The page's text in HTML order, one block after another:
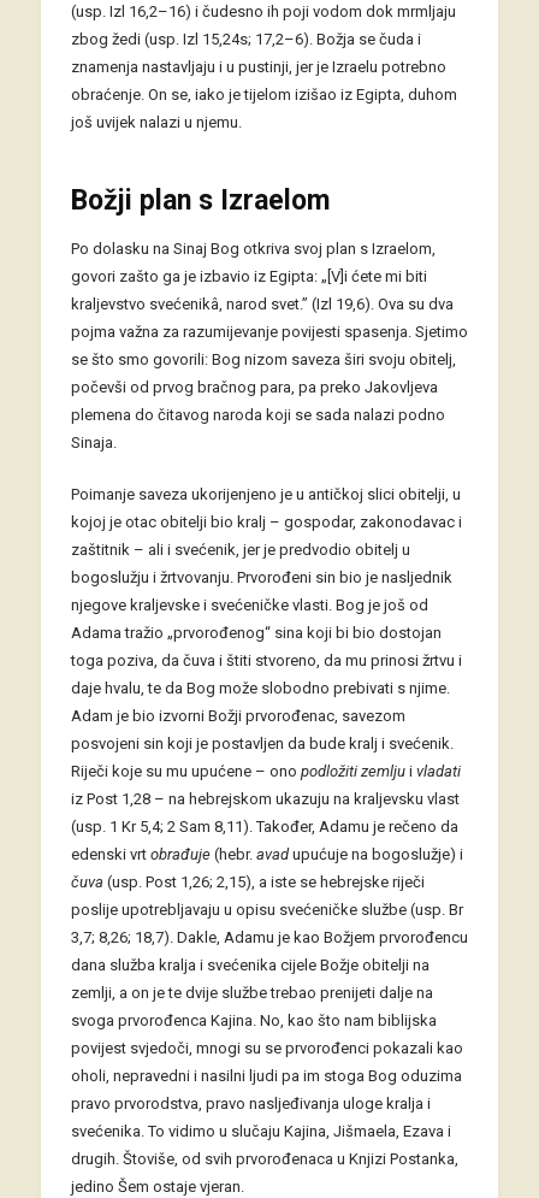
(usp. Izl 16,2–16) i čudesno ih poji vodom dok mrmljaju
zbog žedi (usp. Izl 15,24s; 17,2–6). Božja se čuda i
znamenja nastavljaju i u pustinji, jer je Izraelu potrebno
obraćenje. On se, iako je tijelom izišao iz Egipta, duhom
još uvijek nalazi u njemu.
Božji plan s Izraelom
Po dolasku na Sinaj Bog otkriva svoj plan s Izraelom,
govori zašto ga je izbavio iz Egipta: „[V]i ćete mi biti
kraljevstvo svećenikâ, narod svet.” (Izl 19,6). Ova su dva
pojma važna za razumijevanje povijesti spasenja. Sjetimo
se što smo govorili: Bog nizom saveza širi svoju obitelj,
počevši od prvog bračnog para, pa preko Jakovljeva
plemena do čitavog naroda koji se sada nalazi podno
Sinaja.
Poimanje saveza ukorijenjeno je u antičkoj slici obitelji, u
kojoj je otac obitelji bio kralj – gospodar, zakonodavac i
zaštitnik – ali i svećenik, jer je predvodio obitelj u
bogoslužju i žrtvovanju. Prvorođeni sin bio je nasljednik
njegove kraljevske i svećeničke vlasti. Bog je još od
Adama tražio „prvorođenog“ sina koji bi bio dostojan
toga poziva, da čuva i štiti stvoreno, da mu prinosi žrtvu i
daje hvalu, te da Bog može slobodno prebivati s njime.
Adam je bio izvorni Božji prvorođenac, savezom
posvojeni sin koji je postavljen da bude kralj i svećenik.
Riječi koje su mu upućene – ono podložiti zemlju i vladati
iz Post 1,28 – na hebrejskom ukazuju na kraljevsku vlast
(usp. 1 Kr 5,4; 2 Sam 8,11). Također, Adamu je rečeno da
edenski vrt obrađuje(hebr. avadupućuje na bogoslužje) i
čuva (usp. Post 1,26; 2,15), a iste se hebrejske riječi
poslije upotrebljavaju u opisu svećeničke službe (usp. Br
3,7; 8,26; 18,7). Dakle, Adamu je kao Božjem prvorođencu
dana služba kralja i svećenika cijele Božje obitelji na
zemlji, a on je te dvije službe trebao prenijeti dalje na
svoga prvorođenca Kajina. No, kao što nam biblijska
povijest svjedoči, mnogi su se prvorođenci pokazali kao
oholi, nepravedni i nasilni ljudi pa im stoga Bog oduzima
pravo prvorodstva, pravo nasljeđivanja uloge kralja i
svećenika. To vidimo u slučaju Kajina, Jišmaela, Ezava i
drugih. Štoviše, od svih prvorođenaca u Knjizi Postanka,
jedino Šem ostaje vjeran.